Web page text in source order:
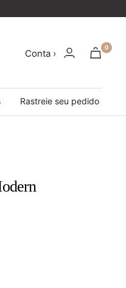
Conta ›
0
Rastreie seu pedido